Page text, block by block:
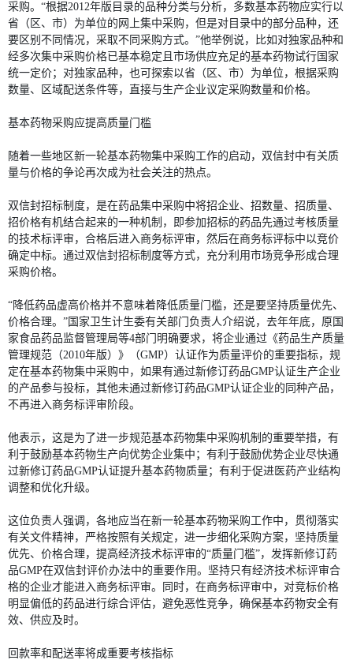
采购。“根据2012年版目录的品种分类与分析，多数基本药物应实行以
省（区、市）为单位的网上集中采购，但是对目录中的部分品种，还
要区别不同情况，采取不同采购方式。”他举例说，比如对独家品种和
经多次集中采购价格已基本稳定且市场供应充足的基本药物试行国家
统一定价；对独家品种，也可探索以省（区、市）为单位，根据采购
数量、区域配送条件等，直接与生产企业议定采购数量和价格。
基本药物采购应提高质量门槛
随着一些地区新一轮基本药物集中采购工作的启动，双信封中有关质
量与价格的争论再次成为社会关注的热点。
双信封招标制度，是在药品集中采购中将招企业、招数量、招质量、
招价格有机结合起来的一种机制，即参加招标的药品先通过考核质量
的技术标评审，合格后进入商务标评审，然后在商务标评标中以竞价
确定中标。通过双信封招标制度等方式，充分利用市场竞争形成合理
采购价格。
“降低药品虚高价格并不意味着降低质量门槛，还是要坚持质量优先、
价格合理。”国家卫生计生委有关部门负责人介绍说，去年年底，原国
家食品药品监督管理局等4部门明确要求，将企业通过《药品生产质量
管理规范（2010年版）》（GMP）认证作为质量评价的重要指标，规
定在基本药物集中采购中，如果有通过新修订药品GMP认证生产企业
的产品参与投标，其他未通过新修订药品GMP认证企业的同种产品，
不再进入商务标评审阶段。
他表示，这是为了进一步规范基本药物集中采购机制的重要举措，有
利于鼓励基本药物生产向优势企业集中；有利于鼓励优势企业尽快通
过新修订药品GMP认证提升基本药物质量；有利于促进医药产业结构
调整和优化升级。
这位负责人强调，各地应当在新一轮基本药物采购工作中，贯彻落实
有关文件精神，严格按照有关规定，进一步细化采购方案，坚持质量
优先、价格合理，提高经济技术标评审的“质量门槛”，发挥新修订药
品GMP在双信封评价办法中的重要作用。坚持只有经济技术标评审合
格的企业才能进入商务标评审。同时，在商务标评审中，对竞标价格
明显偏低的药品进行综合评估，避免恶性竞争，确保基本药物安全有
效、供应及时。
回款率和配送率将成重要考核指标